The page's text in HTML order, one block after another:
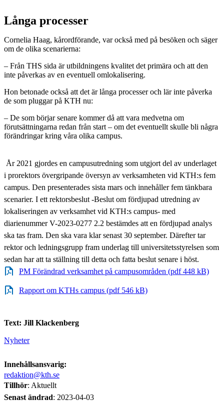
Långa processer
Cornelia Haag, kårordförande, var också med på besöken och säger
om de olika scenarierna:
– Från THS sida är utbildningens kvalitet det primära och att den
inte påverkas av en eventuell omlokalisering.
Hon betonade också att det är långa processer och lär inte påverka
de som pluggar på KTH nu:
– De som börjar senare kommer då att vara medvetna om
förutsättningarna redan från start – om det eventuellt skulle bli några
förändringar kring våra olika campus.
År 2021 gjordes en campusutredning som utgjort del av underlaget
i prorektors övergripande översyn av verksamheten vid KTH:s fem
campus. Den presenterades sista mars och innehåller fem tänkbara
scenarier. I ett rektorsbeslut -Beslut om fördjupad utredning av
lokaliseringen av verksamhet vid KTH:s campus- med
diarienummer V-2023-0277 2.2 bestämdes att en fördjupad analys
ska tas fram. Den ska vara klar senast 30 september. Därefter tar
rektor och ledningsgrupp fram underlag till universitetsstyrelsen som
sedan har att ta ställning till detta och fatta beslut senare i höst.
PM Förändrad verksamhet på campusområden (pdf 448 kB)
Rapport om KTHs campus (pdf 546 kB)
Text: Jill Klackenberg
Nyheter
Innehållsansvarig:
redaktion@kth.se
Tillhör: Aktuellt
Senast ändrad: 2023-04-03